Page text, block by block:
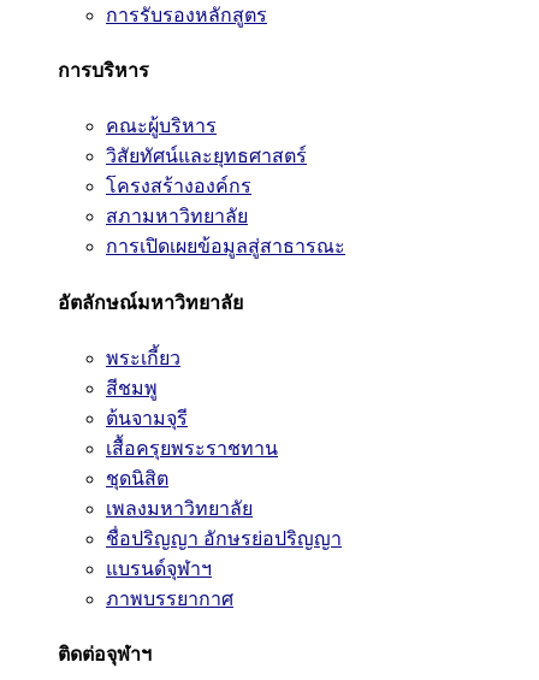
การรับรองหลักสูตร
การบริหาร
คณะผู้บริหาร
วิสัยทัศน์และยุทธศาสตร์
โครงสร้างองค์กร
สภามหาวิทยาลัย
การเปิดเผยข้อมูลสู่สาธารณะ
อัตลักษณ์มหาวิทยาลัย
พระเกี้ยว
สีชมพู
ต้นจามจุรี
เสื้อครุยพระราชทาน
ชุดนิสิต
เพลงมหาวิทยาลัย
ชื่อปริญญา อักษรย่อปริญญา
แบรนด์จุฬาฯ
ภาพบรรยากาศ
ติดต่อจุฬาฯ